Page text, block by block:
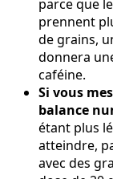
parce que
prennent
de grains,
donnera
caféine.
Si vous
balance
étant plus
atteindre,
avec des